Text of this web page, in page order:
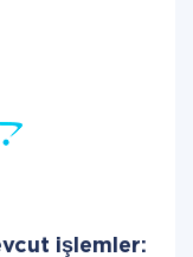
işlemler: